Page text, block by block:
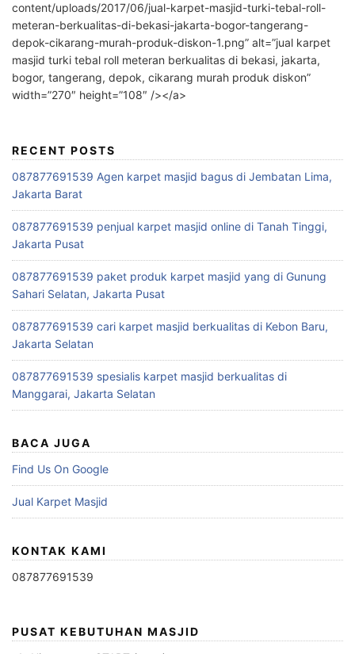
content/uploads/2017/06/jual-karpet-masjid-turki-tebal-roll-
meteran-berkualitas-di-bekasi-jakarta-bogor-tangerang-
depok-cikarang-murah-produk-diskon-1.png” alt=”jual karpet
masjid turki tebal roll meteran berkualitas di bekasi, jakarta,
bogor, tangerang, depok, cikarang murah produk diskon”
width=”270″ height=”108″ /></a>
RECENT POSTS
087877691539 Agen karpet masjid bagus di Jembatan Lima,
Jakarta Barat
087877691539 penjual karpet masjid online di Tanah Tinggi,
Jakarta Pusat
087877691539 paket produk karpet masjid yang di Gunung
Sahari Selatan, Jakarta Pusat
087877691539 cari karpet masjid berkualitas di Kebon Baru,
Jakarta Selatan
087877691539 spesialis karpet masjid berkualitas di
Manggarai, Jakarta Selatan
BACA JUGA
Find Us On Google
Jual Karpet Masjid
KONTAK KAMI
087877691539
PUSAT KEBUTUHAN MASJID